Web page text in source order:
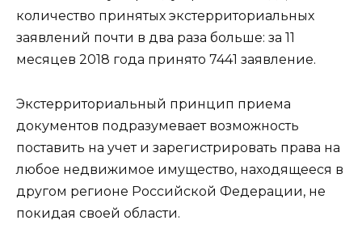
количество принятых экстерриториальных
заявлений почти в два раза больше: за 11
месяцев 2018 года принято 7441 заявление.
Экстерриториальный принцип приема
документов подразумевает возможность
поставить на учет и зарегистрировать права на
любое недвижимое имущество, находящееся в
другом регионе Российской Федерации, не
покидая своей области.